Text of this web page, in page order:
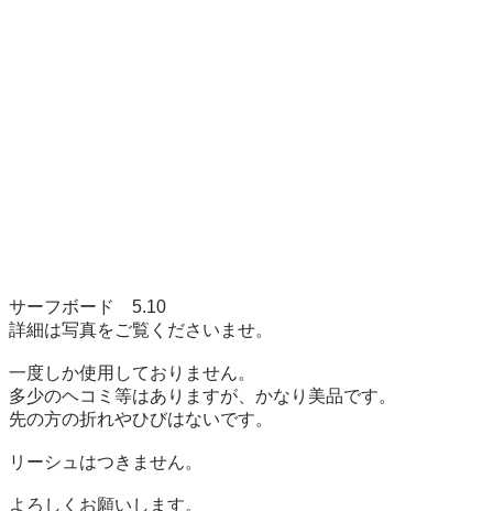
サーフボード　5.10
詳細は写真をご覧くださいませ。
一度しか使用しておりません。
多少のヘコミ等はありますが、かなり美品です。
先の方の折れやひびはないです。
リーシュはつきません。
よろしくお願いします。